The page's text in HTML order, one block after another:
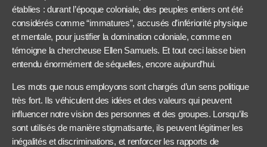
établies : durant l’époque coloniale, des peuples entiers ont été
considérés comme “immatures”, accusés d’infériorité physique
et mentale, pour justifier la domination coloniale, comme en
témoigne la chercheuse Ellen Samuels. Et tout ceci laisse bien
entendu énormément de séquelles, encore aujourd’hui.
Les mots que nous employons sont chargés d’un sens politique
très fort. Ils véhiculent des idées et des valeurs qui peuvent
influencer notre vision des personnes et des groupes. Lorsqu’ils
sont utilisés de manière stigmatisante, ils peuvent légitimer les
inégalités et discriminations, et renforcer les rapports de